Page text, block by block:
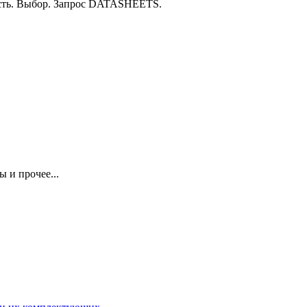
Выбор. Запрос DATASHEETS.
и прочее...